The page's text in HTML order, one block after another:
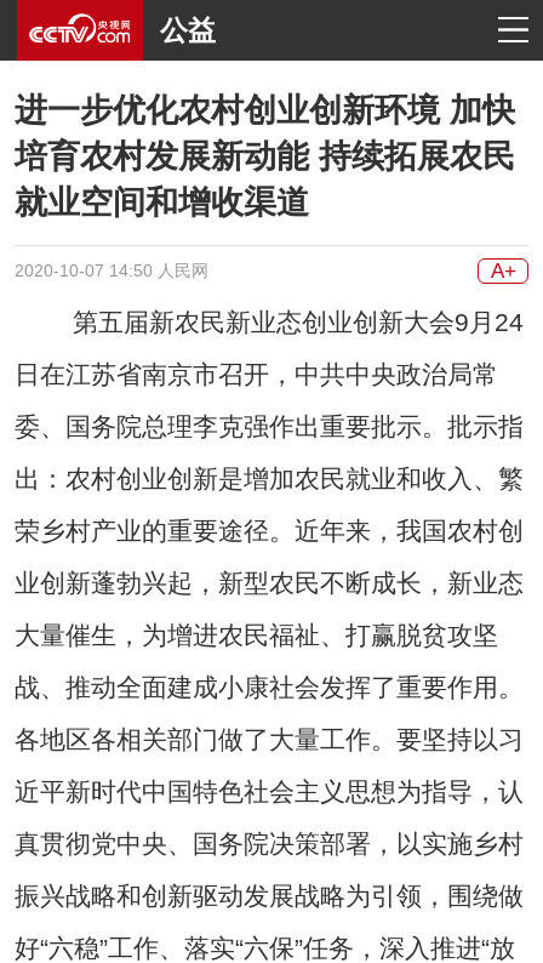
公益
进一步优化农村创业创新环境 加快
培育农村发展新动能 持续拓展农民
就业空间和增收渠道
2020-10-07 14:50 人民网 A+
第五届新农民新业态创业创新大会9月24
日在江苏省南京市召开，中共中央政治局常
委、国务院总理李克强作出重要批示。批示指
出：农村创业创新是增加农民就业和收入、繁
荣乡村产业的重要途径。近年来，我国农村创
业创新蓬勃兴起，新型农民不断成长，新业态
大量催生，为增进农民福祉、打赢脱贫攻坚
战、推动全面建成小康社会发挥了重要作用。
各地区各相关部门做了大量工作。要坚持以习
近平新时代中国特色社会主义思想为指导，认
真贯彻党中央、国务院决策部署，以实施乡村
振兴战略和创新驱动发展战略为引领，围绕做
好“六稳”工作、落实“六保”任务，深入推进“放